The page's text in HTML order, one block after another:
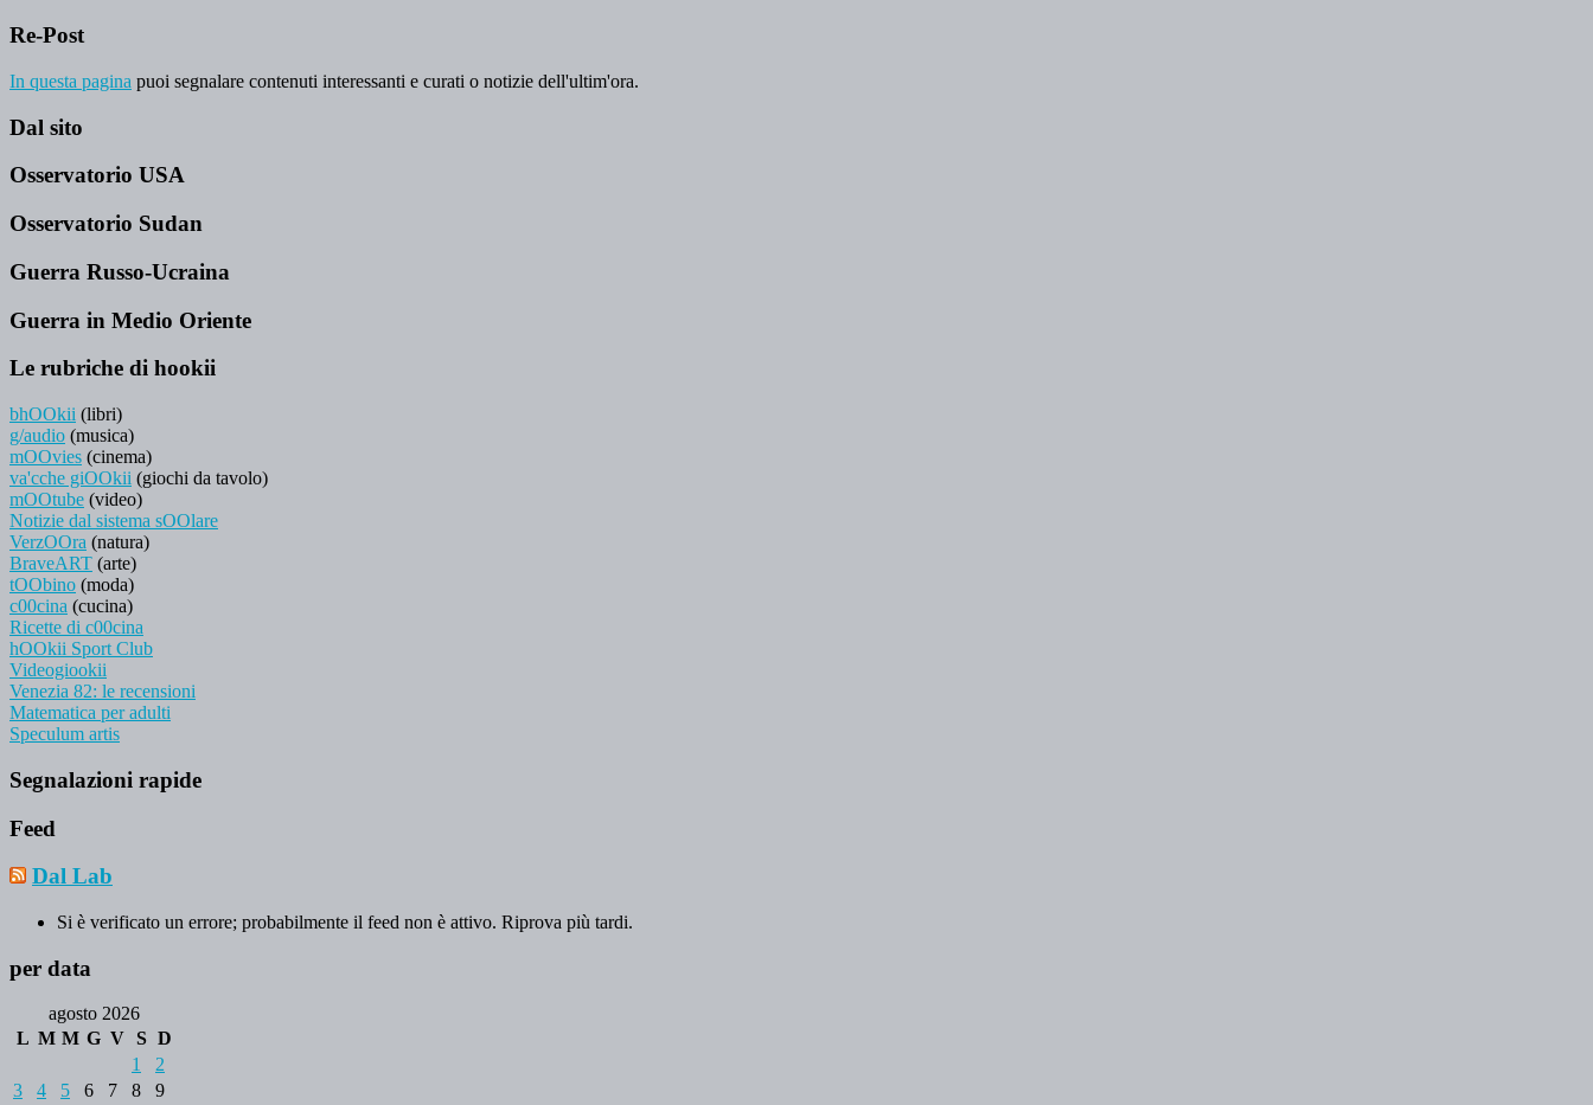
Re-Post
In questa pagina puoi segnalare contenuti interessanti e curati o notizie dell'ultim'ora.
Dal sito
Osservatorio USA
Osservatorio Sudan
Guerra Russo-Ucraina
Guerra in Medio Oriente
Le rubriche di hookii
bhOOkii (libri)
g/audio (musica)
mOOvies (cinema)
va'cche giOOkii (giochi da tavolo)
mOOtube (video)
Notizie dal sistema sOOlare
VerzOOra (natura)
BraveART (arte)
tOObino (moda)
c00cina (cucina)
Ricette di c00cina
hOOkii Sport Club
Videogiookii
Venezia 82: le recensioni
Matematica per adulti
Speculum artis
Segnalazioni rapide
Feed
Dal Lab
Si è verificato un errore; probabilmente il feed non è attivo. Riprova più tardi.
per data
agosto 2026
L M M G V S D
1
2
3
4 5 6 7 8
9